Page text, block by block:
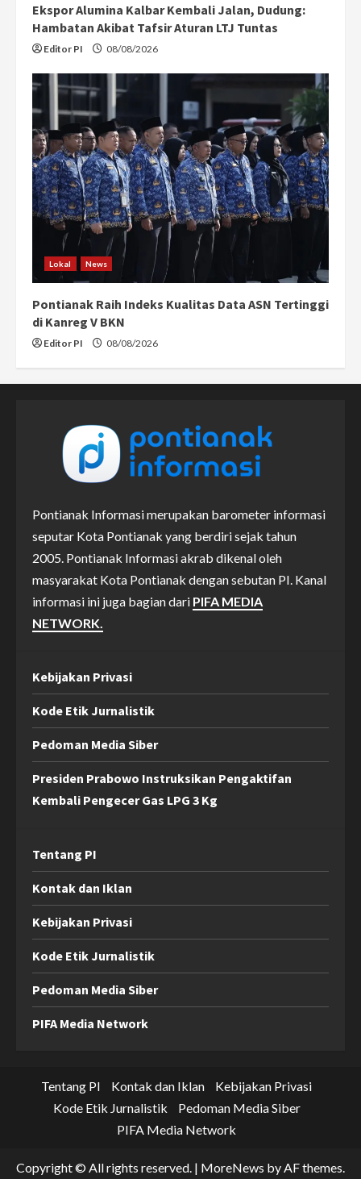
Ekspor Alumina Kalbar Kembali Jalan, Dudung:
Hambatan Akibat Tafsir Aturan LTJ Tuntas
Editor PI 08/08/2026
Lokal News
Pontianak Raih Indeks Kualitas Data ASN Tertinggi
di Kanreg V BKN
Editor PI 08/08/2026
Pontianak Informasi merupakan barometer informasi
seputar Kota Pontianak yang berdiri sejak tahun
2005. Pontianak Informasi akrab dikenal oleh
masyarakat Kota Pontianak dengan sebutan PI. Kanal
informasi ini juga bagian dari PIFA MEDIA
NETWORK.
Kebijakan Privasi
Kode Etik Jurnalistik
Pedoman Media Siber
Presiden Prabowo Instruksikan Pengaktifan
Kembali Pengecer Gas LPG 3 Kg
Tentang PI
Kontak dan Iklan
Kebijakan Privasi
Kode Etik Jurnalistik
Pedoman Media Siber
PIFA Media Network
Tentang PI Kontak dan Iklan
Kebijakan Privasi
Kode Etik Jurnalistik
Pedoman Media Siber
PIFA Media Network
Copyright © All rights reserved. | MoreNews by AF themes.